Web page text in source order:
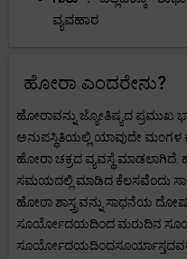
ವ್ಯವಹಾರ
ಹೋರಾ ಎಂದರೇನು?
ಹೋರಾವನ್ನು ಜ್ಯೋತಿಷ್ಯದ
ಅನುಪಸ್ಥಿತಿಯಲ್ಲಿ ಯಾವುದೇ ಮಂಗಳ
ಹೋರಾ ಚಕ್ರದ ವ್ಯವಸ್ಥೆ
ಸಮಯದಲ್ಲಿ ಮಾಡಿದ ಕೆಲಸವೆಂದು
ಹೋರಾ ಶಾಸ್ತ್ರವನ್ನು ಸಾಧನೆಯ
ಸೂರ್ಯೋದಯದಿಂದ ಮರುದಿನ